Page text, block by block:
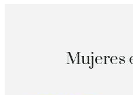
Mujeres